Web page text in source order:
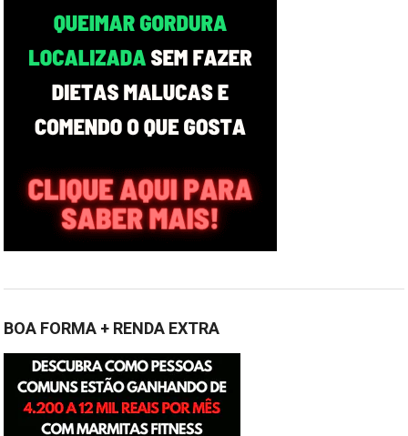
BOA FORMA + RENDA EXTRA